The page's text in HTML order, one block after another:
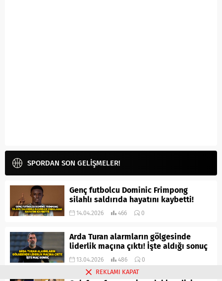
SPORDAN SON GELİŞMELER!
Genç futbolcu Dominic Frimpong
silahlı saldırıda hayatını kaybetti!
14.04.2026 466 0
Arda Turan alarmların gölgesinde
liderlik maçına çıktı! İşte aldığı sonuç
13.04.2026 486 0
REKLAMI KAPAT